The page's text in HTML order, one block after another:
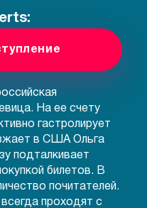
На ее счету
гастролирует
в США Ольга
подталкивает
билетов. В
почитателей.
проходят с